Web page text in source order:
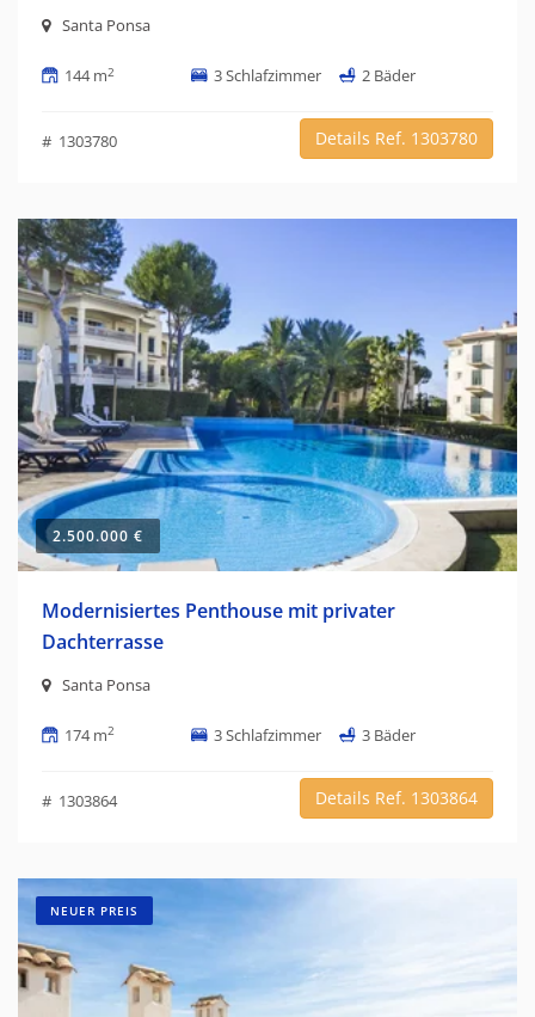
Santa Ponsa
144 m2 3 Schlafzimmer 2 Bäder
# 1303780 Details Ref. 1303780
2.500.000 €
Modernisiertes Penthouse mit privater
Dachterrasse
Santa Ponsa
174 m2 3 Schlafzimmer 3 Bäder
# 1303864 Details Ref. 1303864
NEUER PREIS